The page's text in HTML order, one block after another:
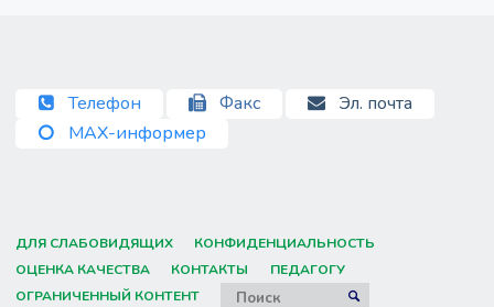
Телефон Факс
Эл. почта
MAX-информер
ДЛЯ СЛАБОВИДЯЩИХ
КОНФИДЕНЦИАЛЬНОСТЬ
ОЦЕНКА КАЧЕСТВА
КОНТАКТЫ
ПЕДАГОГУ
ОГРАНИЧЕННЫЙ КОНТЕНТ
ПОИСК